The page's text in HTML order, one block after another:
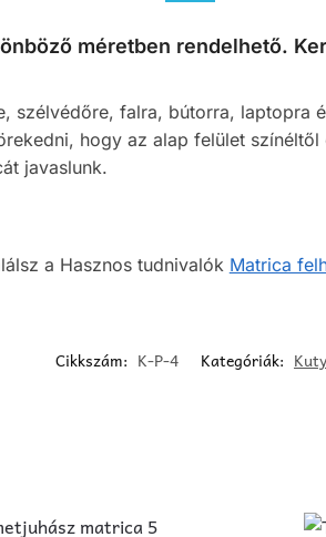
méretben rendelhető.
szélvédőre, falra, bútorra,
hogy az alap felület
javaslunk.
a Hasznos tudnivalók Matrica
Cikkszám: K-P-4 Kategóriák: